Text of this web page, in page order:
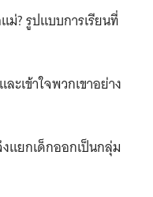
ม่? รูปแบบการเรียนที่
เข้าใจพวกเขาอย่าง
แยกเด็กออกเป็นกลุ่ม